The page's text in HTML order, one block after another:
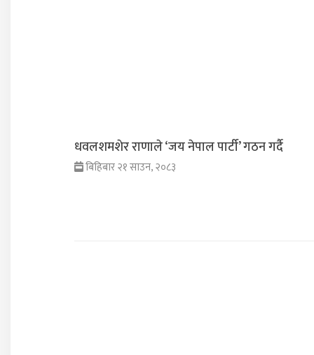
धवलशमशेर राणाले ‘जय नेपाल पार्टी’ गठन गर्दै
बिहिबार २१ साउन, २०८३